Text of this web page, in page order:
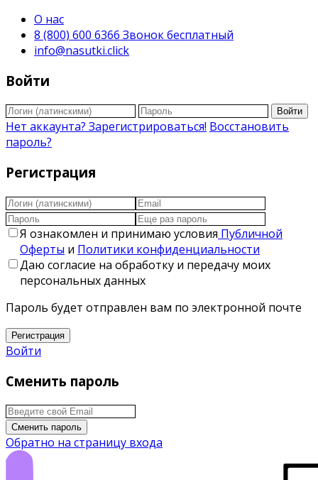
О нас
8 (800) 600 6366 Звонок бесплатный
info@nasutki.click
Войти
Войти
Нет аккаунта? Зарегистрироваться! Восстановить
пароль?
Регистрация
Я ознакомлен и принимаю условия Публичной
Оферты и Политики конфиденциальности
Даю согласие на обработку и передачу моих
персональных данных
Пароль будет отправлен вам по электронной почте
Регистрация
Войти
Сменить пароль
Сменить пароль
Обратно на страницу входа